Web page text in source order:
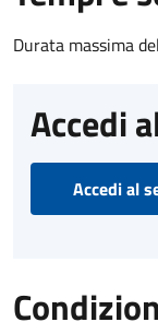
Durata massima
Accedi
Accedi al